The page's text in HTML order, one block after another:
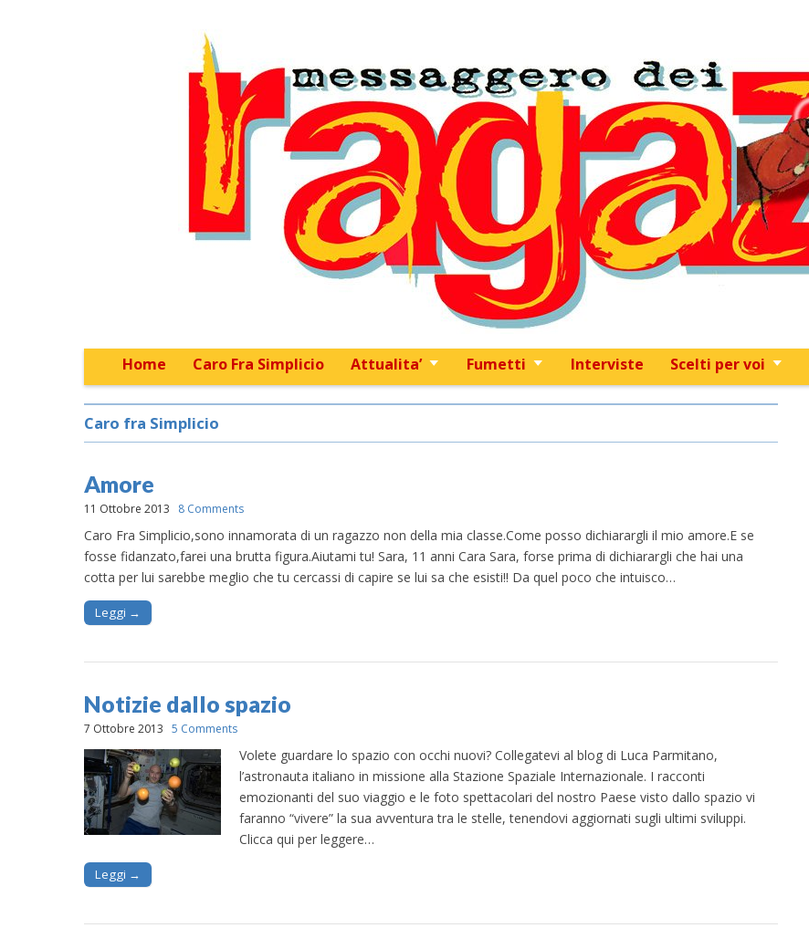
Skip to content
Home Caro Fra Simplicio Attualita’ Fumetti Interviste Scelti per voi
Sub menu
Caro fra Simplicio
Amore
11 Ottobre 2013 8 Comments
Caro Fra Simplicio,sono innamorata di un ragazzo non della mia classe.Come posso dichiarargli il mio amore.E se
fosse fidanzato,farei una brutta figura.Aiutami tu! Sara, 11 anni Cara Sara, forse prima di dichiarargli che hai una
cotta per lui sarebbe meglio che tu cercassi di capire se lui sa che esisti!! Da quel poco che intuisco…
Leggi →
Notizie dallo spazio
7 Ottobre 2013 5 Comments
Volete guardare lo spazio con occhi nuovi? Collegatevi al blog di Luca Parmitano,
l’astronauta italiano in missione alla Stazione Spaziale Internazionale. I racconti
emozionanti del suo viaggio e le foto spettacolari del nostro Paese visto dallo spazio vi
faranno “vivere” la sua avventura tra le stelle, tenendovi aggiornati sugli ultimi sviluppi.
Clicca qui per leggere…
Leggi →